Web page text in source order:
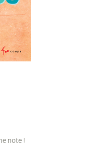
note !